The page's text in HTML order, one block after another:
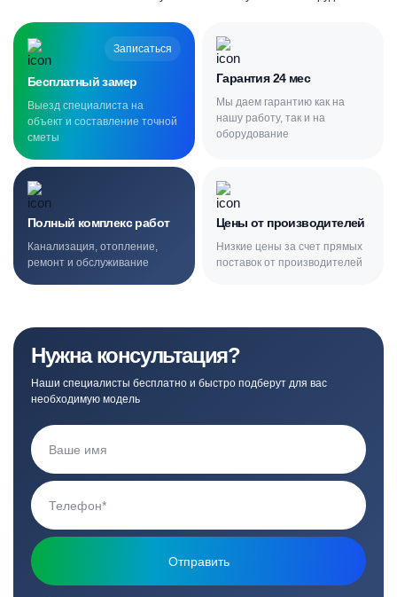
Записаться
Бесплатный замер
Выезд специалиста на
объект и составление точной
сметы
Гарантия 24 мес
Мы даем гарантию как на
нашу работу, так и на
оборудование
Полный комплекс работ
Канализация, отопление,
ремонт и обслуживание
Цены от производителей
Низкие цены за счет прямых
поставок от производителей
Нужна консультация?
Наши специалисты бесплатно и быстро подберут для вас
необходимую модель